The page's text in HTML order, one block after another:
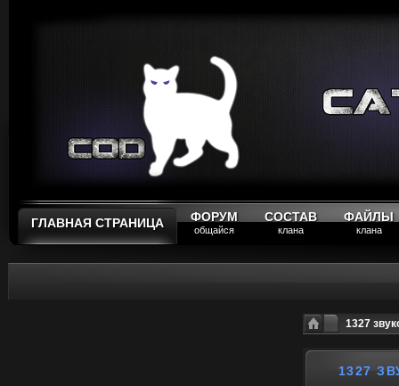
ГЛАВНАЯ СТРАНИЦА ФОРУМ
общайся
СОСТАВ
клана
ФАЙЛЫ
клана
1327
1327